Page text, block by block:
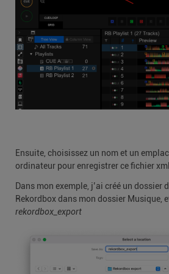
Ensuite, choisissez un nom et un
ordinateur pour enregistrer ce fichier
Dans mon exemple, j’ai créé un dossier
Rekordbox dans mon dossier Musique,
rekordbox_export